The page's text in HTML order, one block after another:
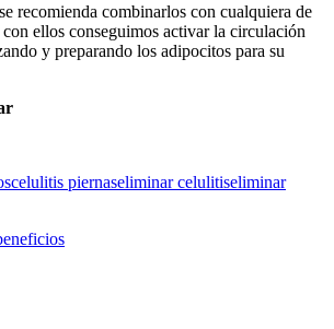
recomienda combinarlos con cualquiera de
con ellos conseguimos activar la circulación
y preparando los adipocitos para su
celulitis piernaseliminar celulitiseliminar